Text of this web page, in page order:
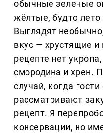
обычные зеленые
жёлтые, будто лето
Выглядят
вкус — хрустящие
рецепте нет
смородина и хрен.
случай, когда гости
рассматривают
рецепт. Я
консервации, но